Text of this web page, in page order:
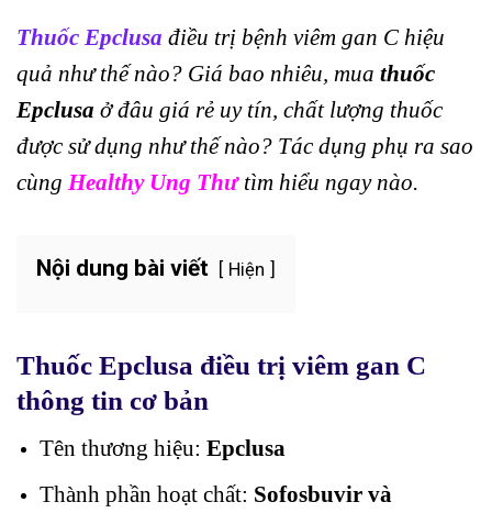
Thuốc Epclusa điều trị bệnh viêm gan C hiệu
quả như thế nào? Giá bao nhiêu, mua thuốc
Epclusa ở đâu giá rẻ uy tín, chất lượng thuốc
được sử dụng như thế nào? Tác dụng phụ ra sao
cùng Healthy Ung Thưtìm hiểu ngay nào.
Nội dung bài viết Hiện
Thuốc Epclusa điều trị viêm gan C
thông tin cơ bản
Tên thương hiệu: Epclusa
Thành phần hoạt chất: Sofosbuvir và